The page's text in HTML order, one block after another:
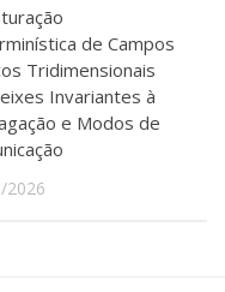
de Campos
Tridimensionais
Invariantes à
e Modos de
2026